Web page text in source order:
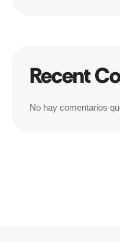
Recent
No hay comentarios